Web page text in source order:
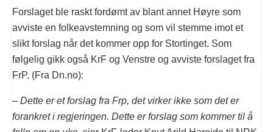
Forslaget ble raskt fordømt av blant annet Høyre som
avviste en folkeavstemning og som vil stemme imot et
slikt forslag når det kommer opp for Stortinget. Som
følgelig gikk også KrF og Venstre og avviste forslaget fra
FrP. (Fra Dn.no):
– Dette er et forslag fra Frp, det virker ikke som det er
forankret i regjeringen. Dette er forslag som kommer til å